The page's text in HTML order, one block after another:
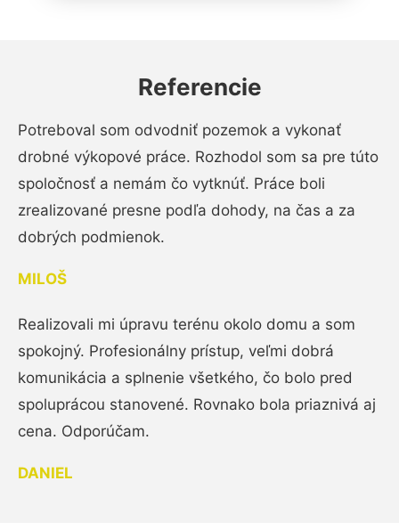
Referencie
Potreboval som odvodniť pozemok a vykonať
drobné výkopové práce. Rozhodol som sa pre túto
spoločnosť a nemám čo vytknúť. Práce boli
zrealizované presne podľa dohody, na čas a za
dobrých podmienok.
MILOŠ
Realizovali mi úpravu terénu okolo domu a som
spokojný. Profesionálny prístup, veľmi dobrá
komunikácia a splnenie všetkého, čo bolo pred
spoluprácou stanovené. Rovnako bola priaznivá aj
cena. Odporúčam.
DANIEL